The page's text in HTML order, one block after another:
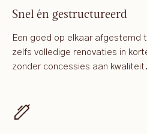
Snel én gestructureerd
Een goed op elkaar afgestemd
zelfs volledige renovaties in
zonder concessies aan kwaliteit.